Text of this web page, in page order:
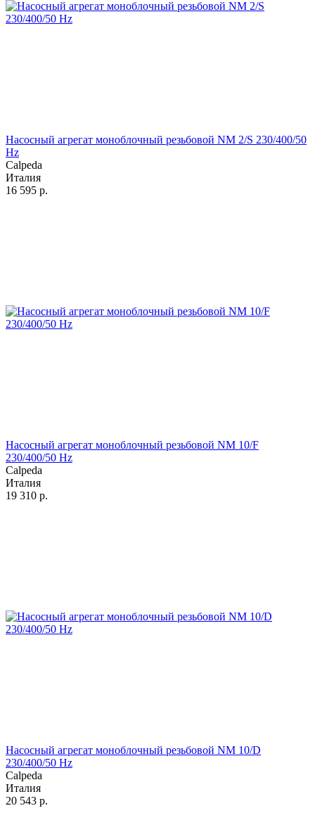
Насосный агрегат моноблочный резьбовой NM 2/S 230/400/50
Hz
Calpeda
Италия
16 595 р.
Насосный агрегат моноблочный резьбовой NM 10/F
230/400/50 Hz
Calpeda
Италия
19 310 р.
Насосный агрегат моноблочный резьбовой NM 10/D
230/400/50 Hz
Calpeda
Италия
20 543 р.